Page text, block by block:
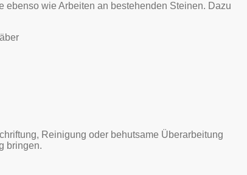
ebenso wie Arbeiten an bestehenden Steinen. Dazu
Reinigung oder behutsame Überarbeitung
bringen.